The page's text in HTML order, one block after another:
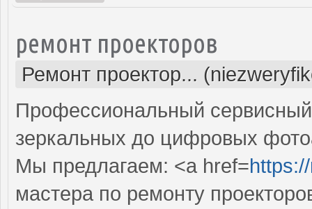
ремонт проекторов
Ремонт проектор...
Профессиональный
зеркальных до цифровых
Мы предлагаем: <a href=
мастера по ремонту